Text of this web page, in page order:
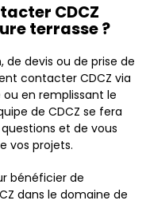
CDCZ
terrasse ?
devis ou de prise de
contacter CDCZ via
en remplissant le
de CDCZ se fera
et de vous
vos projets.
bénéficier de
dans le domaine de